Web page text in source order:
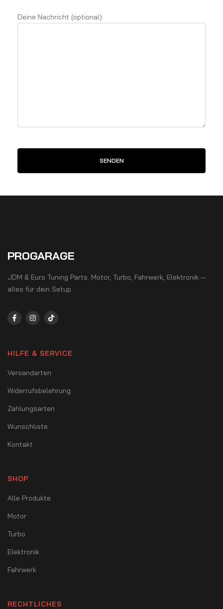
Deine Nachricht (optional)
PROGARAGE
JDM & Euro Tuning Parts. Motor, Turbo, Fahrwerk, Elektronik —
alles für dein Setup.
HILFE & SERVICE
Versandarten
Widerrufsbelehrung
Zahlungsarten
Wunschliste
Kontakt
SHOP
Alle Produkte
Motor
Turbo
Elektronik
Fahrwerk
RECHTLICHES